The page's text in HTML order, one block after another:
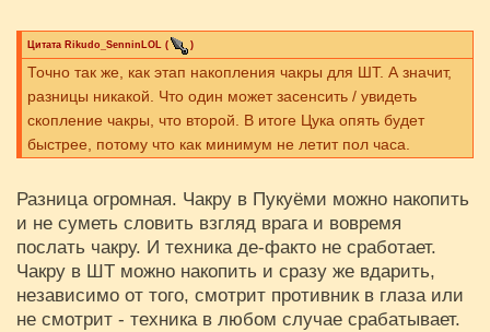
Цитата Rikudo_SenninLOL ( )
Точно так же, как этап накопления чакры для ШТ. А значит,
разницы никакой. Что один может засенсить / увидеть
скопление чакры, что второй. В итоге Цука опять будет
быстрее, потому что как минимум не летит пол часа.
Разница огромная. Чакру в Пукуёми можно накопить
и не суметь словить взгляд врага и вовремя
послать чакру. И техника де-факто не сработает.
Чакру в ШТ можно накопить и сразу же вдарить,
независимо от того, смотрит противник в глаза или
не смотрит - техника в любом случае срабатывает.